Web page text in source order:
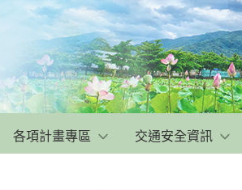
各項計畫專區 交通安全資訊